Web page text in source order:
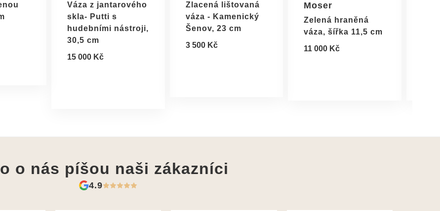
Váza z jantarového
skla- Putti s
hudebními nástroji,
30,5 cm
15 000 Kč
Zlacená lištovaná
váza - Kamenický
Šenov, 23 cm
3 500 Kč
Moser
Zelená hraněná
váza, šířka 11,5 cm
11 000 Kč
o nás píšou naši zákazníci
4.9